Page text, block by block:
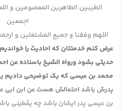
الطیبین الطاهرین المعصومین و
اجمعین
اللهم وفقنا و جمیع المشتغلین و
عرض کنم خدمتتان که احادیث را
حدیثی بشود ورواه الشیخ باسناده عن
محمد بن عیسی که یک توضیحی دادیم
پدرش باشد احتمالش هست عن ابن ابی
بن عیسی پدر ایشان باشد چه یقطینی